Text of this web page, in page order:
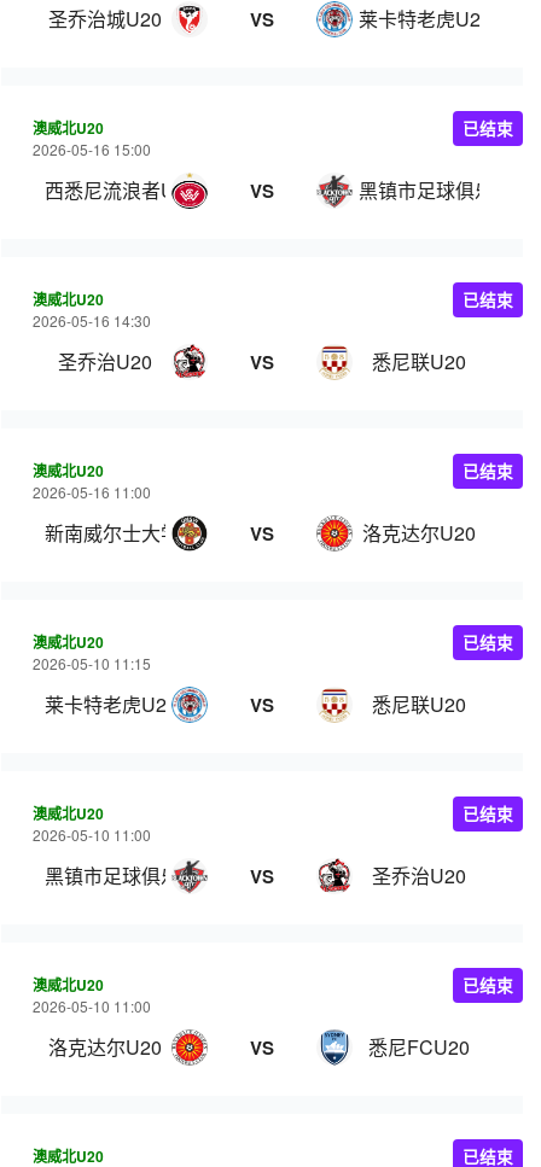
圣乔治城U20 VS 莱卡特老虎U20
澳威北U20
2026-05-16 15:00
西悉尼流浪者U20 VS 黑镇市足球俱乐部
已结束
澳威北U20
2026-05-16 14:30
圣乔治U20 VS 悉尼联U20
已结束
澳威北U20
2026-05-16 11:00
新南威尔士大学U20 VS 洛克达尔U20
已结束
澳威北U20
2026-05-10 11:15
莱卡特老虎U20 VS 悉尼联U20
已结束
澳威北U20
2026-05-10 11:00
黑镇市足球俱乐部U20 VS 圣乔治U20
已结束
澳威北U20
2026-05-10 11:00
洛克达尔U20 VS 悉尼FCU20
已结束
澳威北U20 已结束